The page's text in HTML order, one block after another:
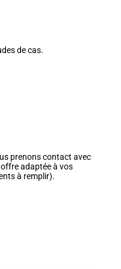
de cas.
prenons contact avec
adaptée à vos
à remplir).